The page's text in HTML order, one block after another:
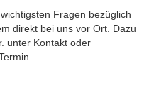
Fragen bezüglich
direkt bei uns vor Ort. Dazu
unter Kontaktoder